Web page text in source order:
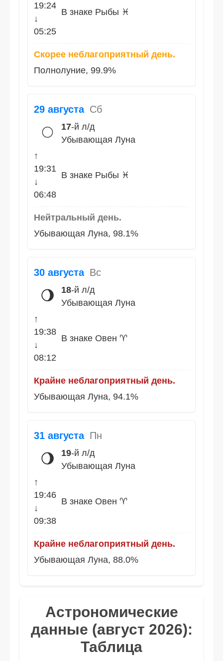
19:24
↓
05:25
В знаке Рыбы ♓
Скорее неблагоприятный день.
Полнолуние, 99.9%
29 августа Сб
🌕 17-й л/д
Убывающая Луна
↑
19:31
↓
06:48
В знаке Рыбы ♓
Нейтральный день.
Убывающая Луна, 98.1%
30 августа Вс
🌖 18-й л/д
Убывающая Луна
↑
19:38
↓
08:12
В знаке Овен ♈
Крайне неблагоприятный день.
Убывающая Луна, 94.1%
31 августа Пн
🌖 19-й л/д
Убывающая Луна
↑
19:46
↓
09:38
В знаке Овен ♈
Крайне неблагоприятный день.
Убывающая Луна, 88.0%
Астрономические
данные (август 2026):
Таблица